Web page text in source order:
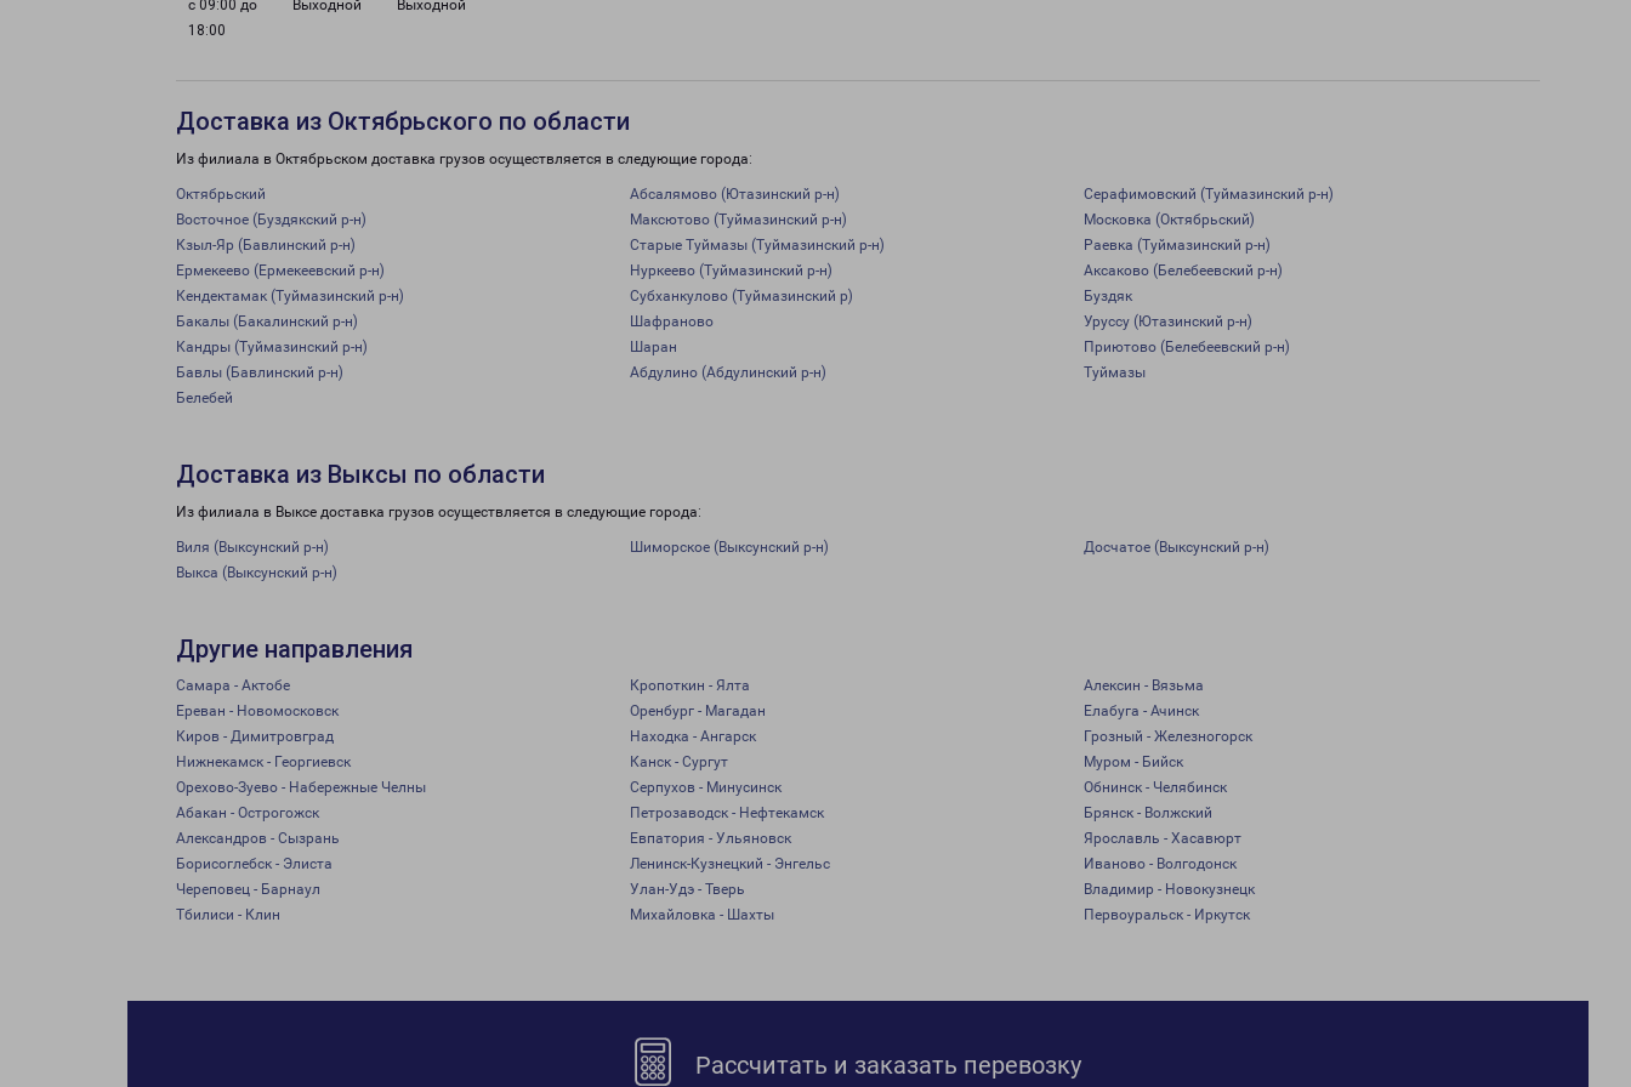
с 09:00 до
18:00
Выходной Выходной
Доставка из Октябрьского по области
Из филиала в Октябрьском доставка грузов осуществляется в следующие города:
Октябрьский Абсалямово (Ютазинский р-н)
Серафимовский (Туймазинский р-н)
Восточное (Буздякский р-н)
Максютово (Туймазинский р-н)
Московка (Октябрьский)
Кзыл-Яр (Бавлинский р-н)
Старые Туймазы (Туймазинский р-н)
Раевка (Туймазинский р-н)
Ермекеево (Ермекеевский р-н)
Нуркеево (Туймазинский р-н)
Аксаково (Белебеевский р-н)
Кендектамак (Туймазинский р-н)
Субханкулово (Туймазинский р)
Буздяк
Бакалы (Бакалинский р-н)
Шафраново
Уруссу (Ютазинский р-н)
Кандры (Туймазинский р-н)
Шаран
Приютово (Белебеевский р-н)
Бавлы (Бавлинский р-н)
Абдулино (Абдулинский р-н)
Туймазы
Белебей
Доставка из Выксы по области
Из филиала в Выксе доставка грузов осуществляется в следующие города:
Виля (Выксунский р-н) Шиморское (Выксунский р-н)
Досчатое (Выксунский р-н)
Выкса (Выксунский р-н)
Другие направления
Самара - Актобе Кропоткин - Ялта
Алексин - Вязьма
Ереван - Новомосковск
Оренбург - Магадан
Елабуга - Ачинск
Киров - Димитровград
Находка - Ангарск
Грозный - Железногорск
Нижнекамск - Георгиевск
Канск - Сургут
Муром - Бийск
Орехово-Зуево - Набережные Челны
Серпухов - Минусинск
Обнинск - Челябинск
Абакан - Острогожск
Петрозаводск - Нефтекамск
Брянск - Волжский
Александров - Сызрань
Евпатория - Ульяновск
Ярославль - Хасавюрт
Борисоглебск - Элиста
Ленинск-Кузнецкий - Энгельс
Иваново - Волгодонск
Череповец - Барнаул
Улан-Удэ - Тверь
Владимир - Новокузнецк
Тбилиси - Клин
Михайловка - Шахты Первоуральск - Иркутск
Рассчитать и заказать перевозку